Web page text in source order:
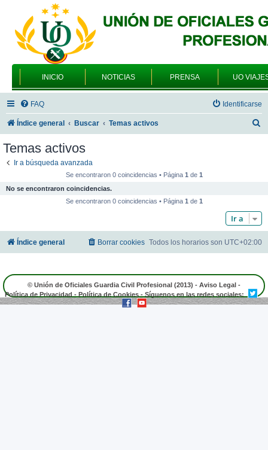
INICIO NOTICIAS PRENSA UO
FAQ Identificarse
Índice general Buscar Temas activos
Temas activos
Ir a búsqueda avanzada
Se encontraron 0 coincidencias • Página 1de 1
No se encontraron coincidencias.
Se encontraron 0 coincidencias • Página 1de 1
Ir a
Índice general Todos los horarios son UTC+02:00
Borrar cookies
© Unión de Oficiales Guardia Civil Profesional (2013) - Aviso Legal -
Política de Privacidad-Política de Cookies- Síguenos en las redes sociales: